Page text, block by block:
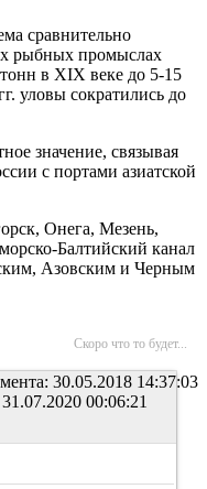
сравнительно
рыбных промыслах
в XIX веке до 5-15
уловы сократились до
значение, связывая
с портами азиатской
Онега, Мезень,
Балтийский канал
Азовским и Черным
Скоро что то будет...
30.05.2018 14:37:03
00:06:21